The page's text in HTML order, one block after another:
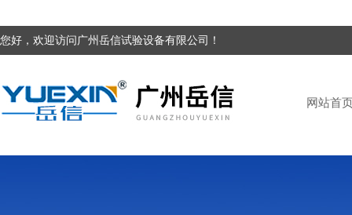
您好，欢迎访问广州岳信试验设备有限公司！
网站首